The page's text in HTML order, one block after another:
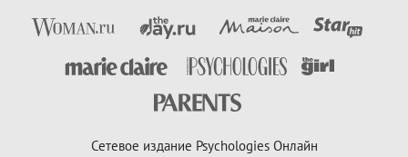
Сетевое издание Psychologies Онлайн